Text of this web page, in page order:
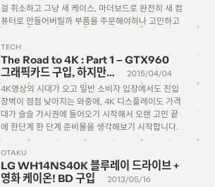
걸 취소하고 그냥 새 케이스, 마더보드로 완전히 새 컴
퓨터로 만들어버릴까 부품을 주문해야하나 고민하고
었습니다. 아침에 일어나서도 열심히 고민하고 견적을
짜보다가, 아무래도 […]
TECH
The Road to 4K : Part 1 – GTX960
그래픽카드 구입, 하지만…
2015/04/04
4K영상의 시대가 오고 일반 소비자 입장에서도 진입
장벽이 점점 낮아지는 와중에, 4K 디스플레이도 가격
대가 슬슬 가시권에 들어오기 시작해서 오랜 고민 끝
에 한단계 한 단계 준비물을 생각해보기 시작합니다.
대략 올해 초부터 고민하고 있던 건데 실행에 옮기는
데 좀 시간이 많이 걸렸네요. 우선 필요한 […]
OTAKU
LG WH14NS40K 블루레이 드라이브 +
영화 케이온! BD 구입
2013/05/16